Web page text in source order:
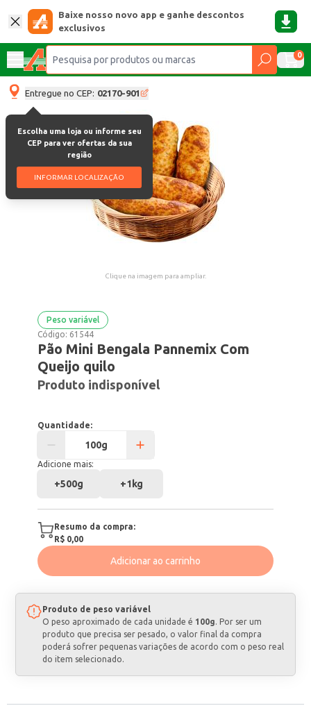
Baixe nosso novo app e ganhe descontos
exclusivos
0
Entregue no CEP: 02170-901
Escolha uma loja ou informe seu
CEP para ver ofertas da sua
região
INFORMAR LOCALIZAÇÃO
Clique na imagem para ampliar.
Peso variável
Código: 61544
Pão Mini Bengala Pannemix Com
Queijo quilo
Produto indisponível
Quantidade:
Adicione mais:
+500g +1kg
Resumo da compra:
R$ 0,00
Adicionar ao carrinho
Produto de peso variável
O peso aproximado de cada unidade é 100g. Por ser um
produto que precisa ser pesado, o valor final da compra
poderá sofrer pequenas variações de acordo com o peso real
do item selecionado.